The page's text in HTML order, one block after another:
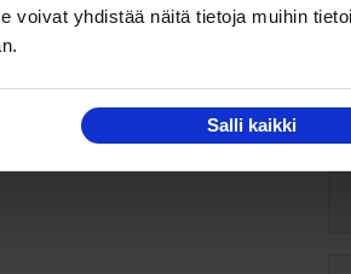
voivat yhdistää näitä tietoja muihin
Salli kaikki